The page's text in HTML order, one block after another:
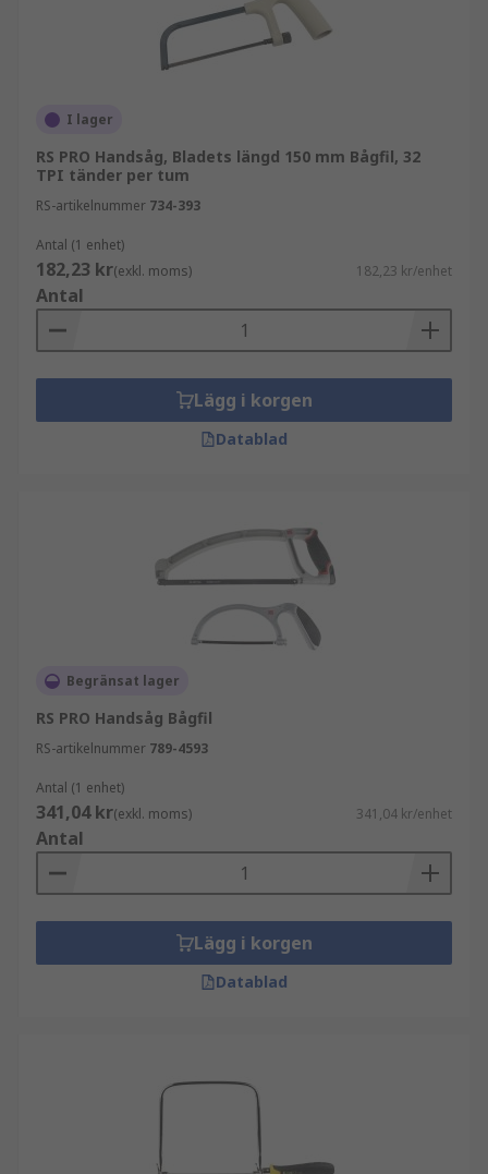
I lager
RS PRO Handsåg, Bladets längd 150 mm Bågfil, 32
TPI tänder per tum
RS-artikelnummer 734-393
Antal (1 enhet)
182,23 kr(exkl. moms) 182,23 kr/enhet
Antal
Lägg i korgen
Datablad
Begränsat lager
RS PRO Handsåg Bågfil
RS-artikelnummer 789-4593
Antal (1 enhet)
341,04 kr(exkl. moms) 341,04 kr/enhet
Antal
Lägg i korgen
Datablad